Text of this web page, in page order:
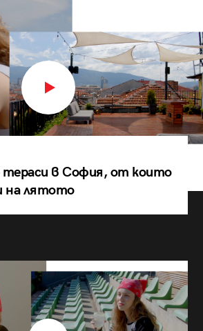
тераси в София, от които
на лятото